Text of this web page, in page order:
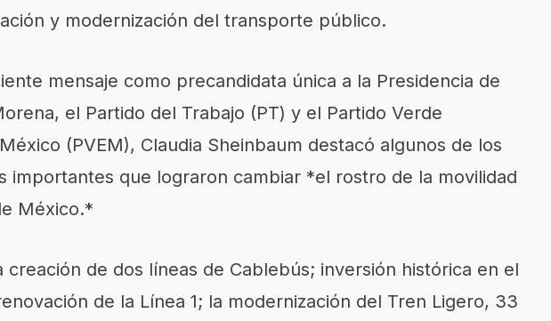
y modernización del transporte público.
mensaje como precandidata única a la Presidencia de
el Partido del Trabajo (PT) y el Partido Verde
(PVEM), Claudia Sheinbaum destacó algunos de los
importantes que lograron cambiar *el rostro de la movilidad
México.*
creación de dos líneas de Cablebús; inversión histórica en el
de la Línea 1; la modernización del Tren Ligero, 33